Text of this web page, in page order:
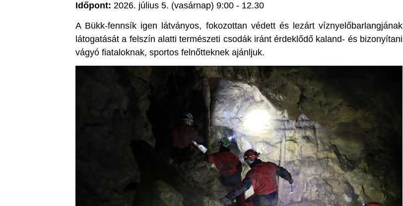
Időpont: 2026. július 5. (vasárnap) 9:00 - 12.30
A Bükk-fennsík igen látványos, fokozottan védett és lezárt víznyelőbarlangjának
látogatását a felszín alatti természeti csodák iránt érdeklődő kaland- és bizonyítani
vágyó fiataloknak, sportos felnőtteknek ajánljuk.